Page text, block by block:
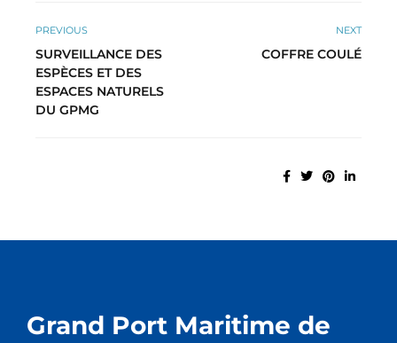
PREVIOUS
SURVEILLANCE DES
ESPÈCES ET DES
ESPACES NATURELS
DU GPMG
NEXT
COFFRE COULÉ
Grand Port Maritime de